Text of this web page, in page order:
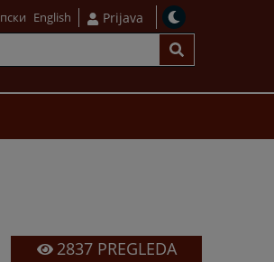
English Prijava
2837PREGLEDA